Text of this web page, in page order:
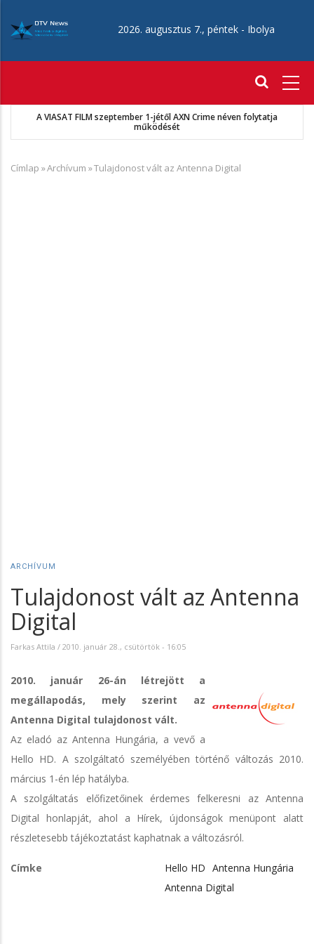
tartalomra
2026. augusztus 7., péntek - Ibolya
A VIASAT FILM szeptember 1-jétől AXN Crime néven folytatja
működését
Morzsa
Címlap »Archívum »Tulajdonost vált az Antenna Digital
ARCHÍVUM
Tulajdonost vált az Antenna
Digital
Farkas Attila / 2010. január 28., csütörtök - 16:05
2010. január 26-án létrejött a
megállapodás, mely szerint az
Antenna Digital tulajdonost vált.
Az eladó az Antenna Hungária, a vevő a
Hello HD. A szolgáltató személyében történő változás 2010.
március 1-én lép hatályba.
A szolgáltatás előfizetőinek érdemes felkeresni az Antenna
Digital honlapját, ahol a Hírek, újdonságok menüpont alatt
részletesebb tájékoztatást kaphatnak a változásról.
Címke Hello HD Antenna Hungária
Antenna Digital